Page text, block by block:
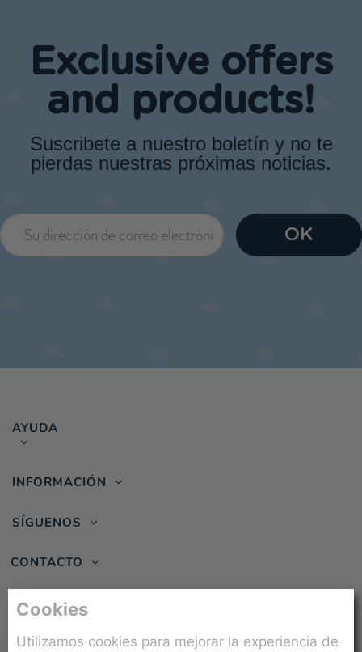
Exclusive offers
and products!
Suscribete a nuestro boletín y no te
pierdas nuestras próximas noticias.
AYUDA
INFORMACIÓN
CONTACTO
Cookies
Utilizamos cookies para mejorar la experiencia de
SÍGUENOS